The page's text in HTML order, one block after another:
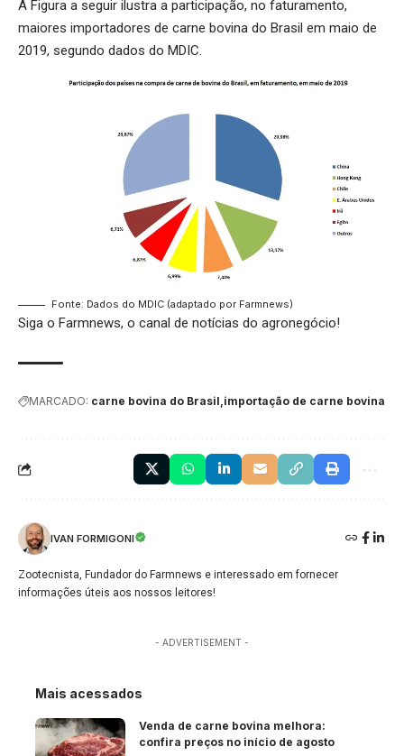
A Figura a seguir ilustra a participação, no faturamento,
maiores importadores de carne bovina do Brasil em maio de
2019, segundo dados do MDIC.
Fonte: Dados do MDIC (adaptado por Farmnews)
Siga o Farmnews, o canal de notícias do agronegócio!
MARCADO: carne bovina do Brasil importação de carne bovina
IVAN FORMIGONI
Zootecnista, Fundador do Farmnews e interessado em fornecer
informações úteis aos nossos leitores!
- ADVERTISEMENT -
Mais acessados
Venda de carne bovina melhora:
confira preços no início de agosto